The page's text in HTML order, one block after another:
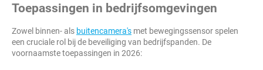
Toepassingen in bedrijfsomgevingen
Zowel binnen- als buitencamera's met bewegingssensor spelen
een cruciale rol bij de beveiliging van bedrijfspanden. De
voornaamste toepassingen in 2026: